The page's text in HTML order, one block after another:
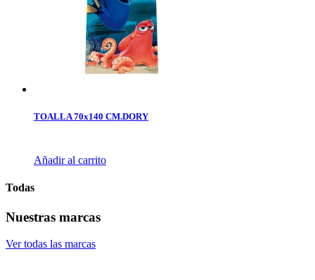
TOALLA 70x140 CM.DORY
Añadir al carrito
Todas
Nuestras marcas
Ver todas las marcas